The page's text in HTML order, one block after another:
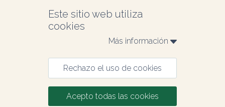
Este sitio web utiliza
cookies
Más información
Rechazo el uso de cookies
Acepto todas las cookies